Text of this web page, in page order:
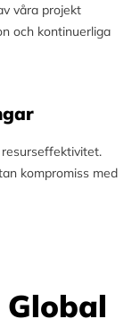
våra projekt
och kontinuerliga
kompromiss med